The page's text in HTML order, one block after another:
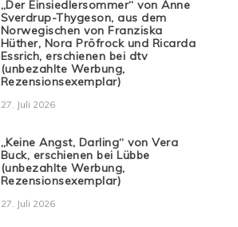
„Der Einsiedlersommer“ von Anne
Sverdrup-Thygeson, aus dem
Norwegischen von Franziska
Hüther, Nora Pröfrock und Ricarda
Essrich, erschienen bei dtv
(unbezahlte Werbung,
Rezensionsexemplar)
27. Juli 2026
„Keine Angst, Darling“ von Vera
Buck, erschienen bei Lübbe
(unbezahlte Werbung,
Rezensionsexemplar)
27. Juli 2026